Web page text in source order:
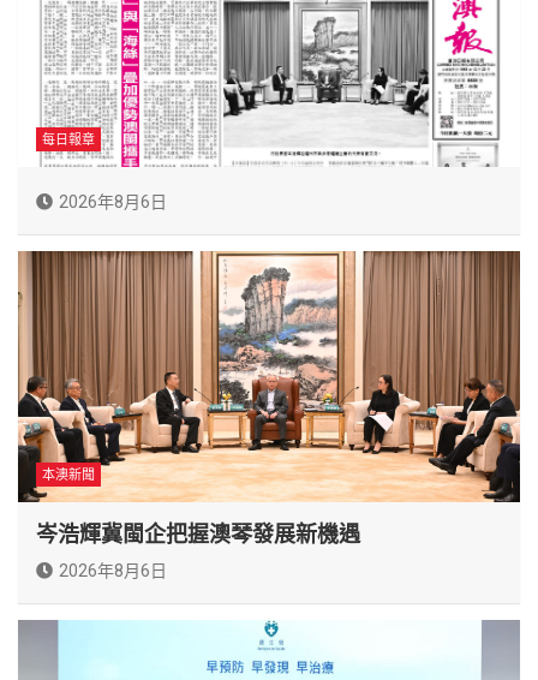
每日報章
2026年8月6日
本澳新聞
岑浩輝冀閩企把握澳琴發展新機遇
2026年8月6日